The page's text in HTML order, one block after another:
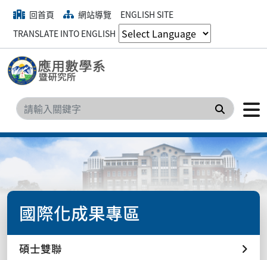
回首頁 網站導覽
ENGLISH SITE
TRANSLATE INTO ENGLISH
搜尋
國際化成果專區
碩士雙聯